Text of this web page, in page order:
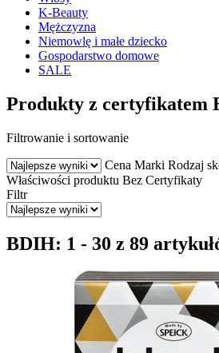
K-Beauty
Mężczyzna
Niemowlę i małe dziecko
Gospodarstwo domowe
SALE
Produkty z certyfikatem
Filtrowanie i sortowanie
Cena Marki Rodzaj
Właściwości produktu Bez Certyfikaty
Filtr
BDIH: 1 - 30 z 89